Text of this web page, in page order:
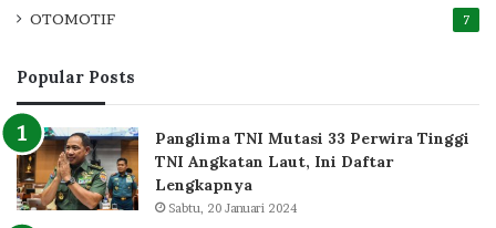
OTOMOTIF 7
Popular Posts
Panglima TNI Mutasi 33 Perwira Tinggi
TNI Angkatan Laut, Ini Daftar
Lengkapnya
Sabtu, 20 Januari 2024